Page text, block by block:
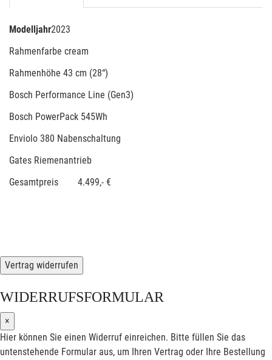
Modelljahr2023
Rahmenfarbe cream
Rahmenhöhe 43 cm (28“)
Bosch Performance Line (Gen3)
Bosch PowerPack 545Wh
Enviolo 380 Nabenschaltung
Gates Riemenantrieb
Gesamtpreis 4.499,- €
Vertrag widerrufen
WIDERRUFSFORMULAR
×
Hier können Sie einen Widerruf einreichen. Bitte füllen Sie das
untenstehende Formular aus, um Ihren Vertrag oder Ihre Bestellung